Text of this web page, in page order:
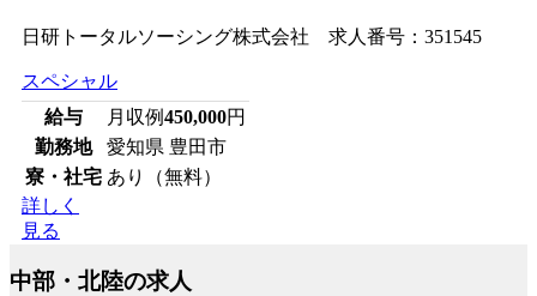
日研トータルソーシング株式会社 求人番号：351545
スペシャル
給与
月収例450,000円
勤務地
愛知県 豊田市
寮・社宅 あり（無料）
詳しく
見る
中部・北陸の求人